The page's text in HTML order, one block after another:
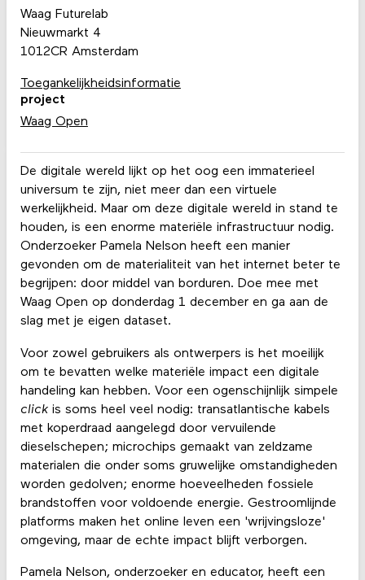
De digitale wereld lijkt op het oog een immaterieel
universum te zijn, niet meer dan een virtuele
werkelijkheid. Maar om deze digitale wereld in stand te
houden, is een enorme materiële infrastructuur nodig.
Onderzoeker Pamela Nelson heeft een manier
gevonden om de materialiteit van het internet beter te
begrijpen: door middel van borduren. Doe mee met
Waag Open op donderdag 1 december en ga aan de
slag met je eigen dataset.
Voor zowel gebruikers als ontwerpers is het moeilijk
om te bevatten welke materiële impact een digitale
handeling kan hebben. Voor een ogenschijnlijk simpele
clickis soms heel veel nodig: transatlantische kabels
met koperdraad aangelegd door vervuilende
dieselschepen; microchips gemaakt van zeldzame
materialen die onder soms gruwelijke omstandigheden
worden gedolven; enorme hoeveelheden fossiele
brandstoffen voor voldoende energie. Gestroomlijnde
platforms maken het online leven een 'wrijvingsloze'
omgeving, maar de echte impact blijft verborgen.
Pamela Nelson, onderzoeker en educator, heeft een
Waag Futurelab
Nieuwmarkt 4
1012CR Amsterdam
Toegankelijkheidsinformatie
project
Waag Open